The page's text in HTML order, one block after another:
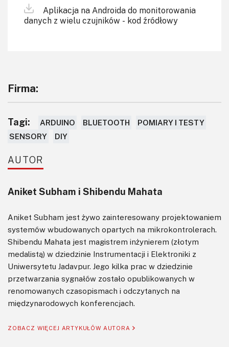
Aplikacja na Androida do monitorowania
danych z wielu czujników - kod źródłowy
Firma:
Tagi: ARDUINO BLUETOOTH
POMIARY I TESTY
SENSORY
DIY
AUTOR
Aniket Subham i Shibendu Mahata
Aniket Subham jest żywo zainteresowany projektowaniem
systemów wbudowanych opartych na mikrokontrolerach.
Shibendu Mahata jest magistrem inżynierem (złotym
medalistą) w dziedzinie Instrumentacji i Elektroniki z
Uniwersytetu Jadavpur. Jego kilka prac w dziedzinie
przetwarzania sygnałów zostało opublikowanych w
renomowanych czasopismach i odczytanych na
międzynarodowych konferencjach.
ZOBACZ WIĘCEJ ARTYKUŁÓW AUTORA